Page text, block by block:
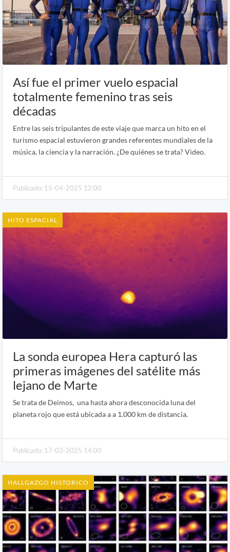
Así fue el primer vuelo espacial
totalmente femenino tras seis
décadas
Entre las seis tripulantes de este viaje que marca un hito en el
turismo espacial estuvieron grandes referentes mundiales de la
música, la ciencia y la narración. ¿De quiénes se trata? Video.
Publicado: 15-04-2025 12:00
HITO ESPACIAL
La sonda europea Hera capturó las
primeras imágenes del satélite más
lejano de Marte
Se trata de Deimos, una hasta ahora desconocida luna del
planeta rojo que está ubicada a a 1.000 km de distancia.
Publicado: 17-03-2025 14:00
HALLGAZGO HISTORICO